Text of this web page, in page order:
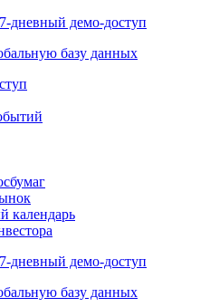
7-дневный демо-доступ
базу данных
календарь
7-дневный демо-доступ
базу данных